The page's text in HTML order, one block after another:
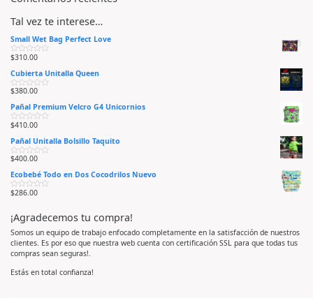
Tal vez te interese…
Small Wet Bag Perfect Love
V
l
o
r
a
o
e
n
0
e
5
$310.00
Cubierta Unitalla Queen
V
l
o
r
a
o
e
n
0
e
5
$380.00
Pañal Premium Velcro G4 Unicornios
V
l
o
r
a
o
e
n
0
5
$410.00
Pañal Unitalla Bolsillo Taquito
V
l
o
r
a
e
n
0
d
e
5
$400.00
Ecobebé Todo en Dos Cocodrilos Nuevo
V
o
r
a
d
o
n
d
$286.00
¡Agradecemos tu compra!
Somos un equipo de trabajo enfocado completamente en la satisfacción de nuestros
clientes. Es por eso que nuestra web cuenta con certificación SSL para que todas tus
compras sean seguras!.
Estás en total confianza!